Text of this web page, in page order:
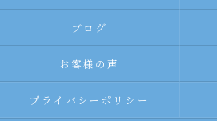
ブログ
お客様の声
プライバシーポリシー